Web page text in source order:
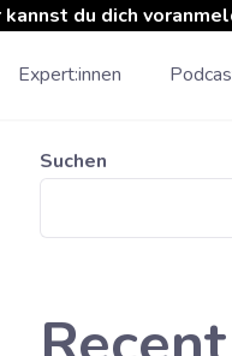
du dich
Expert:innen
Suchen